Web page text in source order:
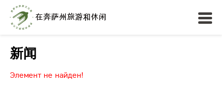
新闻
Элемент не найден!